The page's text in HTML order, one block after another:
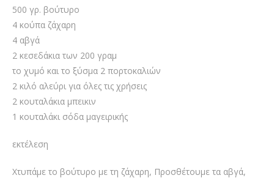
500 γρ. βούτυρο
4 κούπα ζάχαρη
4 αβγά
2 κεσεδάκια των 200 γραμ
το χυμό και το ξύσμα 2 πορτοκαλιών
2 κιλό αλεύρι για όλες τις χρήσεις
2 κουταλάκια μπεικιν
1 κουταλάκι σόδα μαγειρικής
εκτέλεση
Χτυπάμε το βούτυρο με τη ζάχαρη, Προσθέτουμε τα αβγά,